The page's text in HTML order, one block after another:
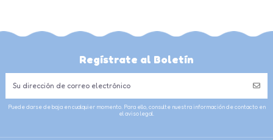
Regístrate al Boletín
Puede darse de baja en cualquier momento. Para ello, consulte nuestra información de contacto en
el aviso legal.